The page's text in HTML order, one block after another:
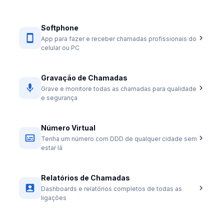
Softphone
App para fazer e receber chamadas profissionais do
celular ou PC
Gravação de Chamadas
Grave e monitore todas as chamadas para qualidade
e segurança
Número Virtual
Tenha um número com DDD de qualquer cidade sem
estar lá
Relatórios de Chamadas
Dashboards e relatórios completos de todas as
ligações